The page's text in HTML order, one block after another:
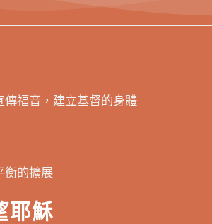
福音，建立基督的身體
衡的擴展
耶穌